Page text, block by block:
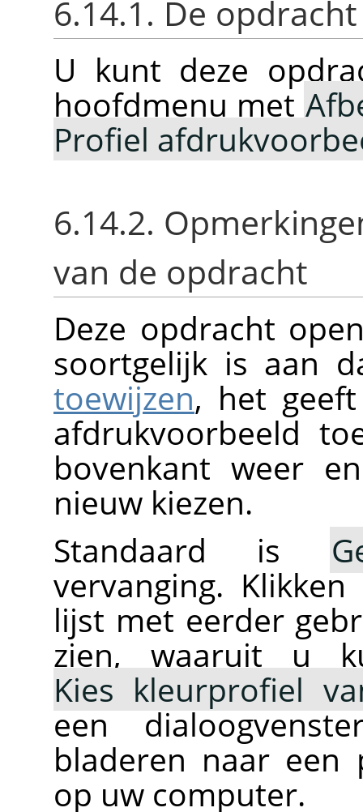
6.14.1. De
U kunt deze
hoofdmenu met
Profiel
6.14.2.
van de opdracht
Deze opdracht
soortgelijk is aan
toewijzen, het
afdrukvoorbeeld
bovenkant weer
nieuw kiezen.
Standaard is
vervanging.
lijst met eerder
zien, waaruit u
Kies kleurprofiel
een
bladeren naar een
op uw computer.